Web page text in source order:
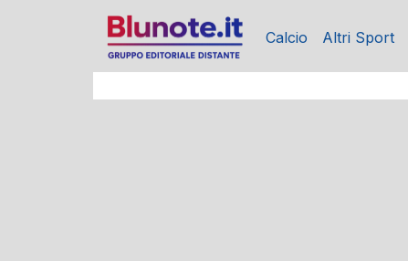
Calcio Altri Sport